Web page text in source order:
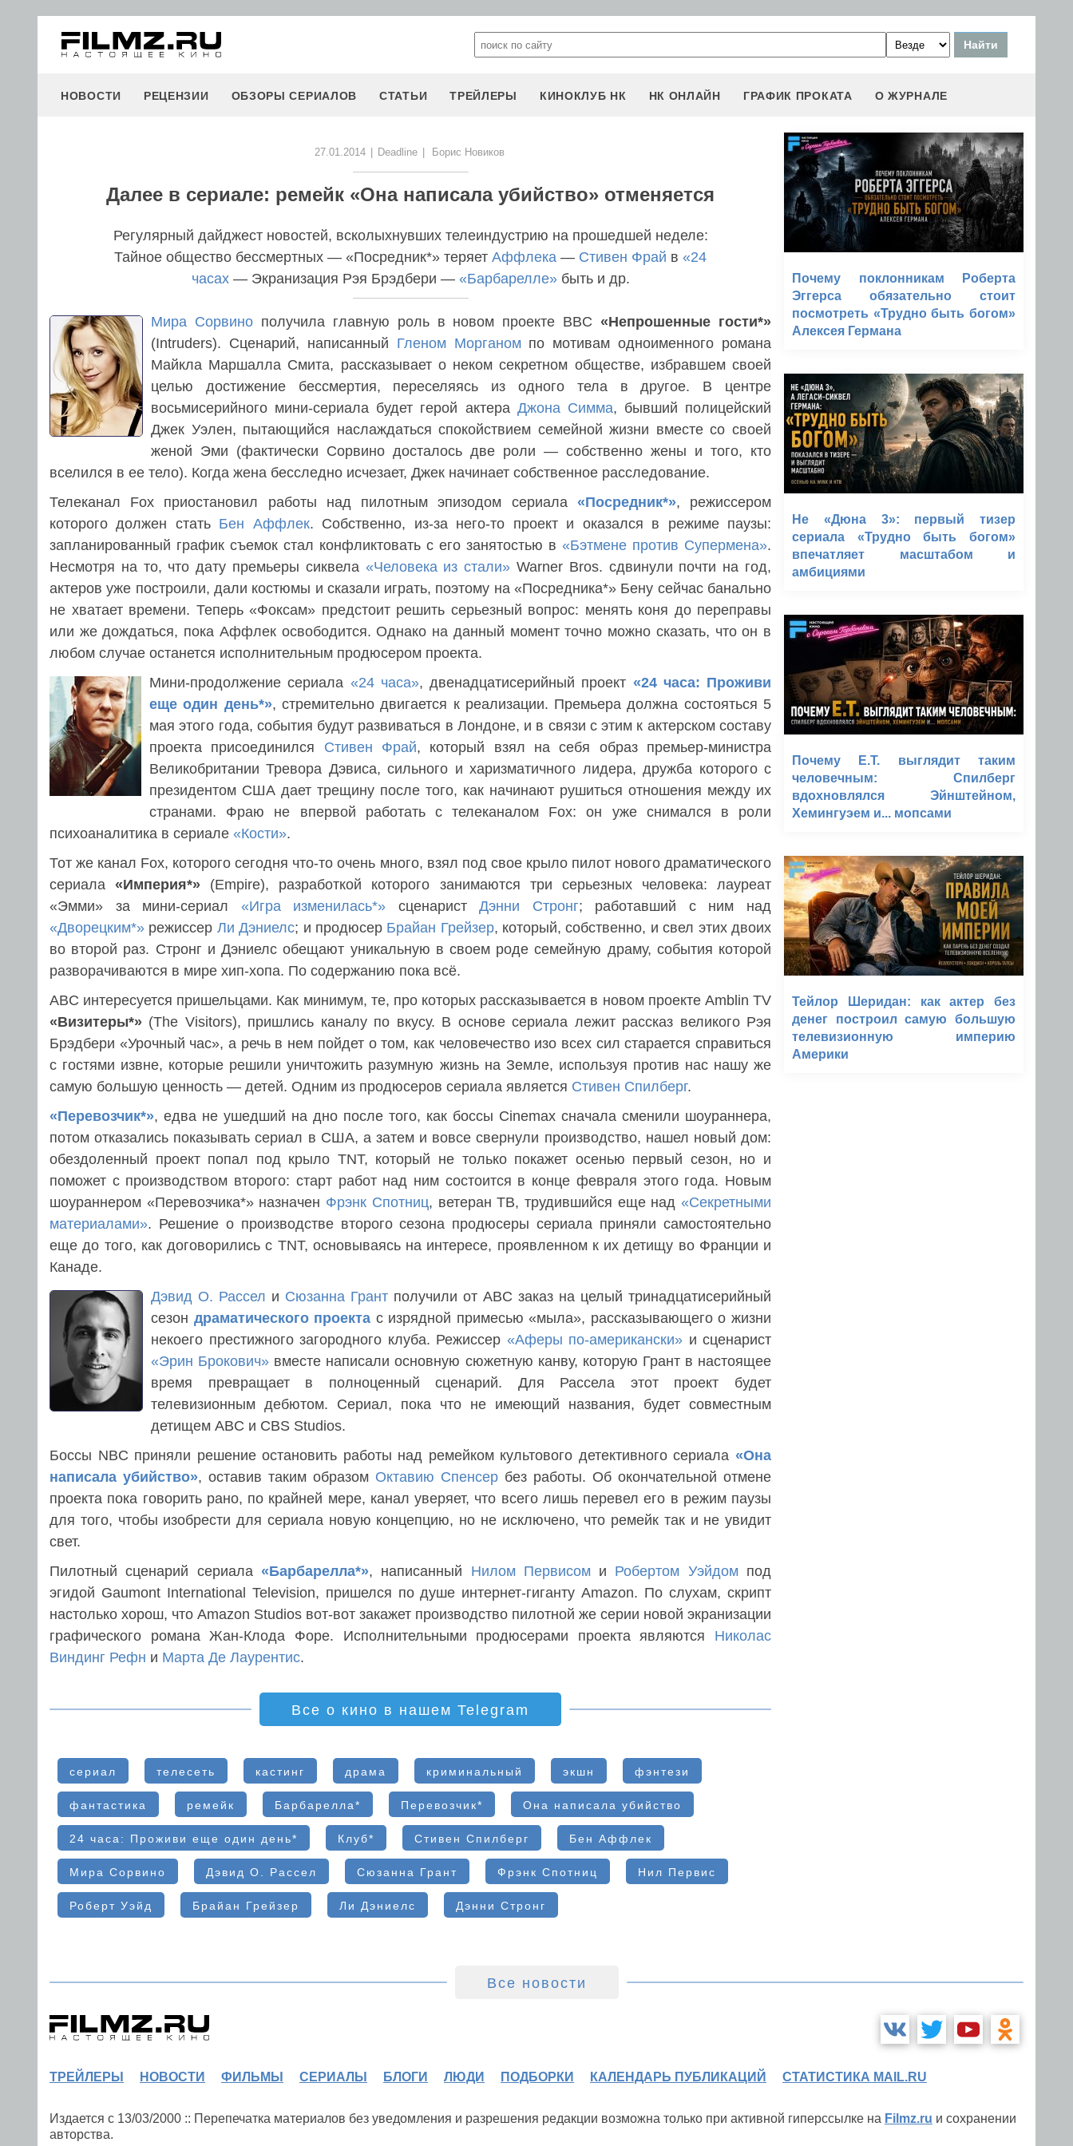
НОВОСТИ РЕЦЕНЗИИ ОБЗОРЫ СЕРИАЛОВ СТАТЬИ ТРЕЙЛЕРЫ КИНОКЛУБ НК НК ОНЛАЙН ГРАФИК ПРОКАТА О ЖУРНАЛЕ
27.01.2014 Deadline Борис Новиков
Далее в сериале: ремейк «Она написала убийство» отменяется
Регулярный дайджест новостей, всколыхнувших телеиндустрию на прошедшей неделе:
Тайное общество бессмертных — «Посредник*» теряет Аффлека — Стивен Фрай в «24
часах— Экранизация Рэя Брэдбери — «Барбарелле»быть и др.
Мира Сорвинополучила главную роль в новом проекте BBC«Непрошенные гости*»
(Intruders). Сценарий, написанный Гленом Морганомпо мотивам одноименного романа
Майкла Маршалла Смита, рассказывает о неком секретном обществе, избравшем своей
целью достижение бессмертия, переселяясь из одного тела в другое. В центре
восьмисерийного мини-сериала будет герой актера Джона Симма, бывший полицейский
Джек Уэлен, пытающийся наслаждаться спокойствием семейной жизни вместе со своей
женой Эми (фактически Сорвино досталось две роли — собственно жены и того, кто
вселился в ее тело). Когда жена бесследно исчезает, Джек начинает собственное расследование.
Телеканал Fox приостановил работы над пилотным эпизодом сериала «Посредник*», режиссером
которого должен стать Бен Аффлек. Собственно, из-за него-то проект и оказался в режиме паузы:
запланированный график съемок стал конфликтовать с его занятостью в «Бэтмене против Супермена».
Несмотря на то, что дату премьеры сиквела «Человека из стали» Warner Bros. сдвинули почти на год,
актеров уже построили, дали костюмы и сказали играть, поэтому на «Посредника*» Бену сейчас банально
не хватает времени. Теперь «Фоксам» предстоит решить серьезный вопрос: менять коня до переправы
или же дождаться, пока Аффлек освободится. Однако на данный момент точно можно сказать, что он в
любом случае останется исполнительным продюсером проекта.
Мини-продолжение сериала «24 часа», двенадцатисерийный проект «24 часа: Проживи
еще один день*», стремительно двигается к реализации. Премьера должна состояться 5
мая этого года, события будут развиваться в Лондоне, и в связи с этим к актерском составу
проекта присоединился Стивен Фрай, который взял на себя образ премьер-министра
Великобритании Тревора Дэвиса, сильного и харизматичного лидера, дружба которого с
президентом США дает трещину после того, как начинают рушиться отношения между их
странами. Фраю не впервой работать с телеканалом Fox: он уже снимался в роли
психоаналитика в сериале «Кости».
Тот же канал Fox, которого сегодня что-то очень много, взял под свое крыло пилот нового драматического
сериала«Империя*» (Empire), разработкой которого занимаются три серьезных человека: лауреат
«Эмми» за мини-сериал «Игра изменилась*» сценаристДэнни Стронг; работавший с ним над
«Дворецким*» режиссер Ли Дэниелс; и продюсер Брайан Грейзер, который, собственно, и свел этих двоих
во второй раз. Стронг и Дэниелс обещают уникальную в своем роде семейную драму, события которой
разворачиваются в мире хип-хопа. По содержанию пока всё.
ABC интересуется пришельцами. Как минимум, те, про которых рассказывается в новом проекте Amblin TV
«Визитеры*» (The Visitors), пришлись каналу по вкусу. В основе сериала лежит рассказ великого Рэя
Брэдбери «Урочный час», а речь в нем пойдет о том, как человечество изо всех сил старается справиться
с гостями извне, которые решили уничтожить разумную жизнь на Земле, используя против нас нашу же
самую большую ценность — детей. Одним из продюсеров сериала является Стивен Спилберг.
«Перевозчик*», едва не ушедший на дно после того, как боссы Cinemax сначала сменили шоураннера,
потом отказались показывать сериал в США, а затем и вовсе свернули производство, нашел новый дом:
обездоленный проект попал под крыло TNT, который не только покажет осенью первый сезон, но и
поможет с производством второго: старт работ над ним состоится в конце февраля этого года. Новым
шоураннером «Перевозчика*» назначен Фрэнк Спотниц, ветеран ТВ, трудившийся еще над«Секретными
материалами». Решение о производстве второго сезона продюсеры сериала приняли самостоятельно
еще до того, как договорились с TNT, основываясь на интересе, проявленном к их детищу во Франции и
Канаде.
Дэвид О. Рассел и Сюзанна Грант получили от ABC заказ на целый тринадцатисерийный
сезон драматического проекта с изрядной примесью «мыла», рассказывающего о жизни
некоего престижного загородного клуба. Режиссер «Аферы по-американски» и сценарист
«Эрин Брокович» вместе написали основную сюжетную канву, которую Грант в настоящее
время превращает в полноценный сценарий. Для Рассела этот проект будет
телевизионным дебютом. Сериал, пока что не имеющий названия, будет совместным
детищем ABC и CBS Studios.
Боссы NBC приняли решение остановить работы над ремейком культового детективного сериала «Она
написала убийство», оставив таким образом Октавию Спенсер без работы. Об окончательной отмене
проекта пока говорить рано, по крайней мере, канал уверяет, что всего лишь перевел его в режим паузы
для того, чтобы изобрести для сериала новую концепцию, но не исключено, что ремейк так и не увидит
свет.
Пилотный сценарий сериала «Барбарелла*», написанный Нилом Первисоми Робертом Уэйдомпод
эгидой Gaumont International Television, пришелся по душе интернет-гиганту Amazon. По слухам, скрипт
настолько хорош, что Amazon Studios вот-вот закажет производство пилотной же серии новой экранизации
графического романа Жан-Клода Форе. Исполнительными продюсерами проекта являются Николас
Виндинг Рефн и Марта Де Лаурентис.
Все о кино в нашем Telegram
сериал телесеть кастинг драма криминальный экшн фэнтези
фантастика ремейк Барбарелла* Перевозчик* Она написала убийство
24 часа: Проживи еще один день* Клуб* Стивен Спилберг Бен Аффлек
Мира Сорвино Дэвид О. Рассел Сюзанна Грант Фрэнк Спотниц Нил Первис
Роберт Уэйд Брайан Грейзер Ли Дэниелс Дэнни Стронг
Почему поклонникам Роберта
Эггерса обязательно стоит
посмотреть «Трудно быть богом»
Алексея Германа
Не «Дюна 3»: первый тизер
сериала «Трудно быть богом»
впечатляет масштабом и
амбициями
Почему E.T. выглядит таким
человечным: Спилберг
вдохновлялся Эйнштейном,
Хемингуэем и... мопсами
Тейлор Шеридан: как актер без
денег построил самую большую
телевизионную империю
Америки
Все новости
ТРЕЙЛЕРЫ НОВОСТИ ФИЛЬМЫ СЕРИАЛЫ БЛОГИ ЛЮДИ ПОДБОРКИ КАЛЕНДАРЬ ПУБЛИКАЦИЙ СТАТИСТИКА MAIL.RU
Издается с 13/03/2000 :: Перепечатка материалов без уведомления и разрешения редакции возможна только при активной гиперссылке на Filmz.ru и сохранении
авторства.